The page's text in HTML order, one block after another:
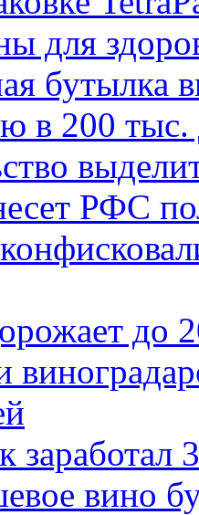
для
бутылка
в 200 тыс.
РФС
до
вино